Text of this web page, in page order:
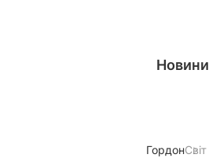
Новини
ГордонСвіт